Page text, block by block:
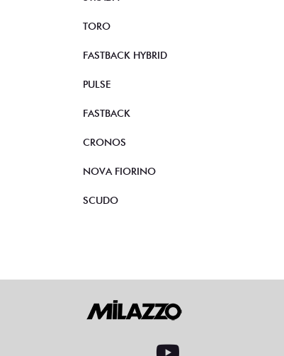
TORO
FASTBACK HYBRID
PULSE
FASTBACK
CRONOS
NOVA FIORINO
SCUDO